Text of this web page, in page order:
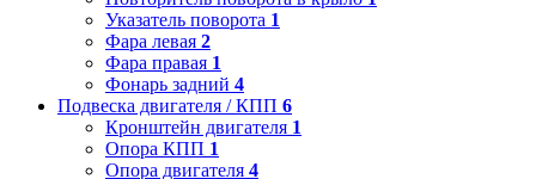
Указатель поворота 1
Фара левая 2
Фара правая 1
Фонарь задний 4
Подвеска двигателя / КПП 6
Кронштейн двигателя 1
Опора КПП 1
Опора двигателя 4